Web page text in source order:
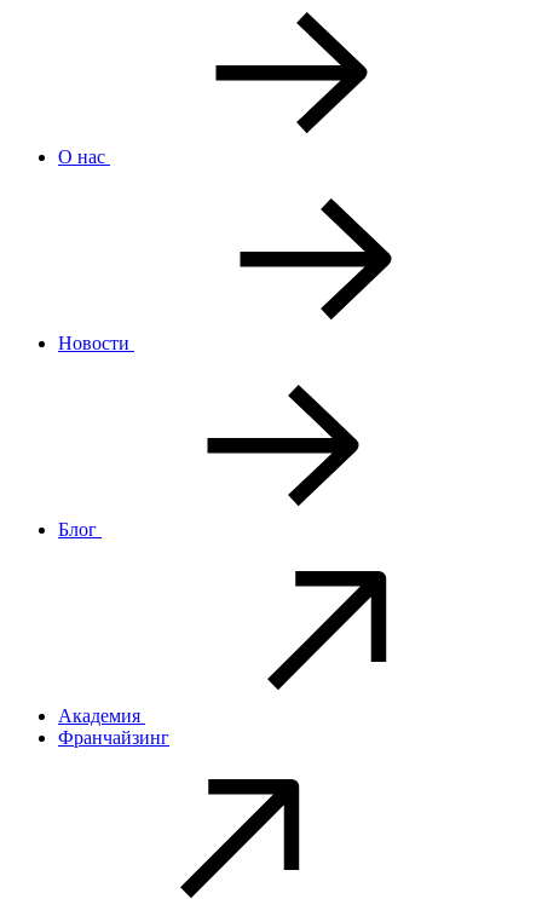
О нас
Новости
Блог
Академия
Франчайзинг